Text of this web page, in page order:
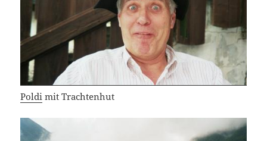
Poldi mit Trachtenhut